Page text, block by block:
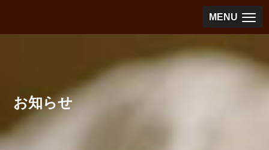
MENU
お知らせ